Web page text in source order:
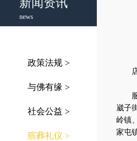
news
政策法规 >
与佛有缘 >
社会公益 >
殡葬礼仪 >
崴子
岭镇
家屯